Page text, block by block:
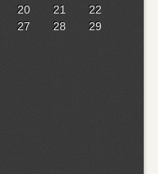
20 21
22
27 28
29